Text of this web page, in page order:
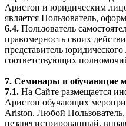
Аристон и юридическим
является Пользователь,
6.4. Пользователь
правомерность своих
представитель
соответствующих
7. Семинары и обучающие
7.1. На Сайте размещается
Аристон обучающих
Ariston. Любой
незарегистрированный,